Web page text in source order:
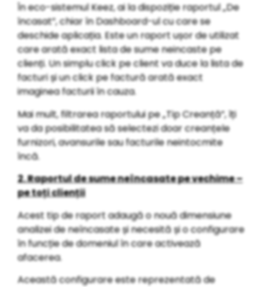
În eco-sistemul Keez, ai la dispoziție raportul „De
încasat”, chiar în Dashboard-ul cu care se
deschide aplicația. Este un raport ușor de utilizat
care arată exact lista de sume neincaste pe
clienți. Un simplu click pe client va duce la lista de
facturi și un click pe factură arată exact
imaginea facturii în cauza.
Mai mult, filtrarea raportului pe „Tip Creanță”, îți
va da posibilitatea să selectezi doar creanțele
furnizori, avansurile sau facturile neintocmite
încă.
2. Raportul de sume neîncasate pe vechime –
pe toți clienții
Acest tip de raport adaugă o nouă dimensiune
analizei de neîncasate și necesită și o configurare
în funcție de domeniul în care activează
afacerea.
Această configurare este reprezentată de